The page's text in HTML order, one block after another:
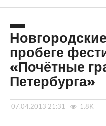
пробеге
«Почётные
Петербурга»
07.04.2013 21:31 1.8K